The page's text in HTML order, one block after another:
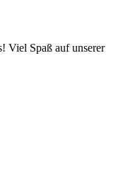
Viel Spaß auf unserer